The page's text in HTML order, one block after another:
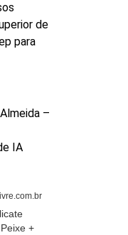
de
para
–
IA
+